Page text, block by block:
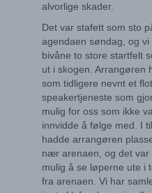
alvorlige skader.
Det var stafett som sto
agendaen søndag, og vi
bivåne to store startfelt
ut i skogen. Arrangøren
som tidligere nevnt et
speakertjeneste som
mulig for oss som ikke
innvidde å følge med. I
hadde arrangøren
nær arenaen, og det var
mulig å se løperne ute i
fra arenaen. Vi har